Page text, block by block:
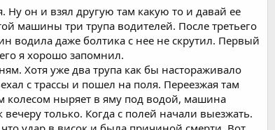
он и взял другую там какую то и давай ее
машины три трупа водителей. После третьего
водила даже болтика с нее не скрутил. Первый
я хорошо запомнил.
Хотя уже два трупа как бы настораживало
с трассы и пошел на поля. Переезжая там
колесом ныряет в яму под водой, машина
только. Когда с полей начали выезжать.